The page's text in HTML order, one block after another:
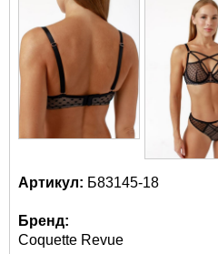
Артикул: Б83145-18
Бренд:
Coquette Revue